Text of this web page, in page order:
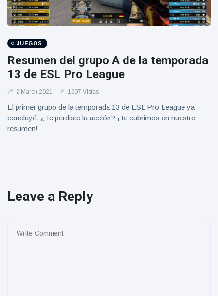
JUEGOS
Resumen del grupo A de la temporada
13 de ESL Pro League
2 March 2021 1007 Vistas
El primer grupo de la temporada 13 de ESL Pro League ya
concluyó. ¿Te perdiste la acción? ¡Te cubrimos en nuestro
resumen!
Leave a Reply